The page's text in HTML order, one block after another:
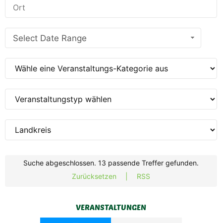
Select Date Range
Suche abgeschlossen. 13 passende Treffer gefunden.
Zurücksetzen
RSS
VERANSTALTUNGEN